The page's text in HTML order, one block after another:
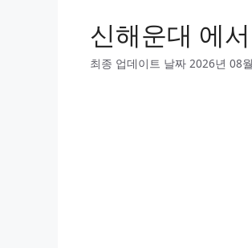
신해운대 에
최종 업데이트 날짜 2026년 08